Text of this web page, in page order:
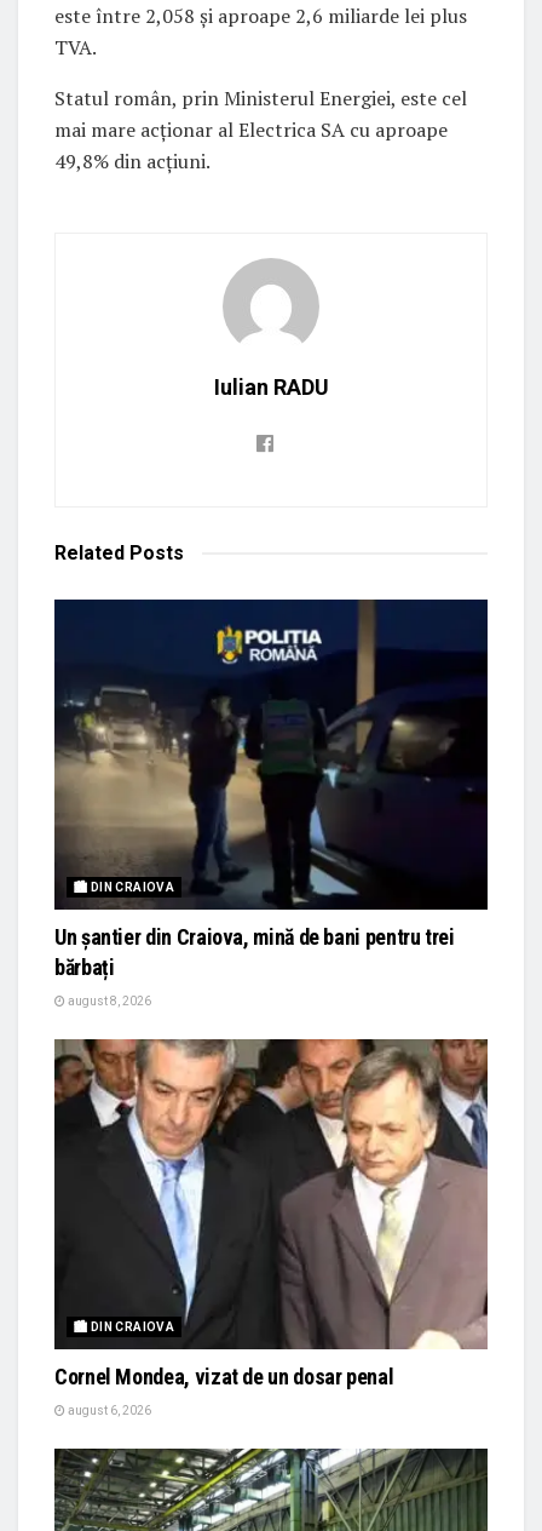
este între 2,058 şi aproape 2,6 miliarde lei plus
TVA.
Statul român, prin Ministerul Energiei, este cel
mai mare acţionar al Electrica SA cu aproape
49,8% din acţiuni.
Iulian RADU
Related Posts
🏙 DIN CRAIOVA
Un șantier din Craiova, mină de bani pentru trei
bărbați
august 8, 2026
🏙 DIN CRAIOVA
Cornel Mondea, vizat de un dosar penal
august 6, 2026